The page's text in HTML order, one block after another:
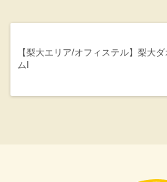
【梨大エリア/オフィステル】梨大
ムI